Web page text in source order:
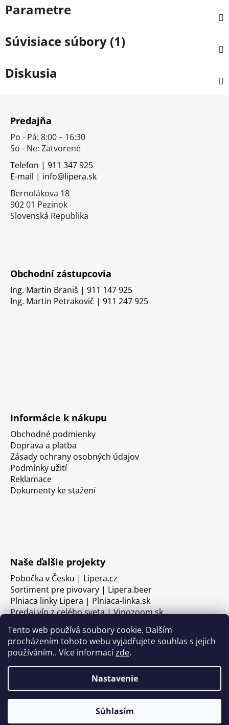
Tento web používá soubory cookie. Dalším
procházením tohoto webu vyjadřujete souhlas s jejich
používáním.. Více informacízde.
Nastavenie
Súhlasím
Parametre
Súvisiace súbory (1)
Diskusia
Predajňa
Po - Pá: 8:00 – 16:30
So - Ne: Zatvorené
Telefon | 911 347 925
E-mail | info@lipera.sk
Bernolákova 18
902 01 Pezinok
Slovenská Republika
Obchodní zástupcovia
Ing. Martin Braniš | 911 147 925
Ing. Martin Petrakovič | 911 247 925
Informácie k nákupu
Obchodné podmienky
Doprava a platba
Zásady ochrany osobných údajov
Podmínky užití
Reklamace
Dokumenty ke stažení
Naše ďalšie projekty
Pobočka v Česku | Lipera.cz
Sortiment pre pivovary | Lipera.beer
Plniaca linky Lipera | Plniaca-linka.sk
Predaj vín z celého sveta | Vinozoom.sk
Vytvoril Shoptet